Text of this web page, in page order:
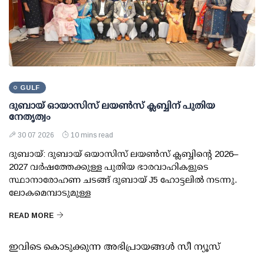
GULF
ദുബായ് ഓയാസിസ് ലയൺസ് ക്ലബ്ബിന് പുതിയ
നേതൃത്വം
30 07 2026 10 mins read
ദുബായ്: ദുബായ് ഒയാസിസ് ലയൺസ് ക്ലബ്ബിന്റെ 2026–
2027 വർഷത്തേക്കുള്ള പുതിയ ഭാരവാഹികളുടെ
സ്ഥാനാരോഹണ ചടങ്ങ് ദുബായ് J5 ഹോട്ടലിൽ നടന്നു.
ലോകമെമ്പാടുമുള്ള
READ MORE
ഇവിടെ കൊടുക്കുന്ന അഭിപ്രായങ്ങള്‍ സീ ന്യൂസ്